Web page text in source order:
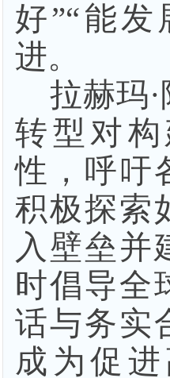
好”“能
进。
拉赫玛
转型对
性，呼吁
积极探索
入壁垒并
时倡导全
话与务实
成为促